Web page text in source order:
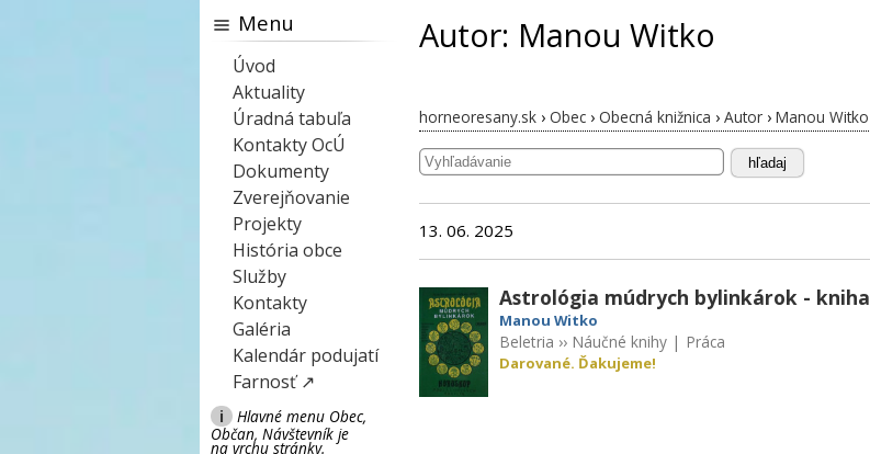
Autor: Manou Witko
horneoresany.sk › Obec › Obecná knižnica › Autor › Manou Witko
hľadaj
13. 06. 2025
Astrológia múdrych bylinkárok - kniha
Manou Witko
Beletria ›› Náučné knihy| Práca
Darované. Ďakujeme!
Menu
Úvod
Aktuality
Úradná tabuľa
Kontakty OcÚ
Dokumenty
Zverejňovanie
Projekty
História obce
Služby
Kontakty
Galéria
Kalendár podujatí
Farnosť ↗
i
Hlavné menu Obec,
Občan, Návštevník je
na vrchu stránky.